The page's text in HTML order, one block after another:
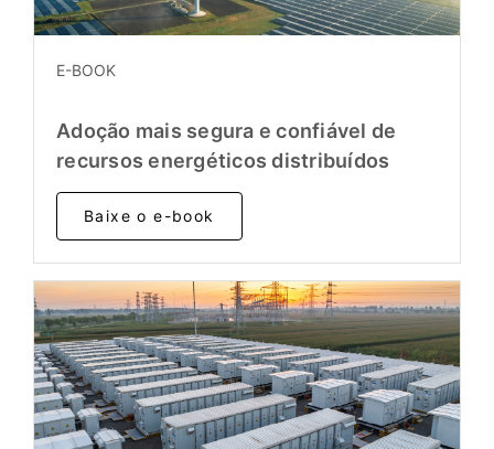
E-BOOK
Adoção mais segura e confiável de
recursos energéticos distribuídos
Baixe o e-book